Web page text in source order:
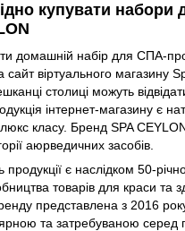
купувати набори
домашній набір для СПА-
віртуального магазину
столиці можуть
інтернет-магазину є
класу. Бренд SPA
аюрведичних засобів.
продукції є наслідком 50-
товарів для краси та
представлена з 2016
та затребуваною серед